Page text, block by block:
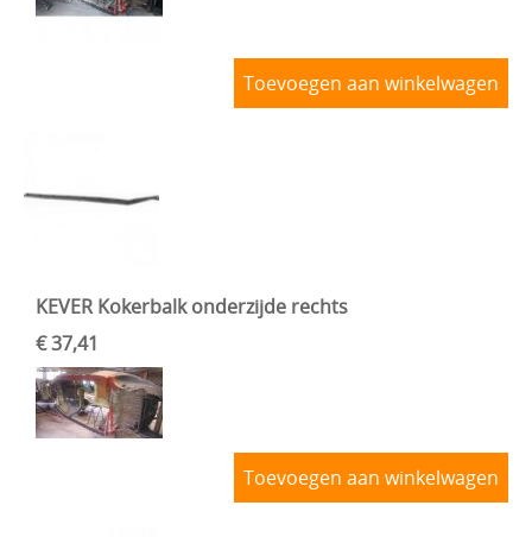
Toevoegen aan winkelwagen
KEVER Kokerbalk onderzijde rechts
€ 37,41
Toevoegen aan winkelwagen